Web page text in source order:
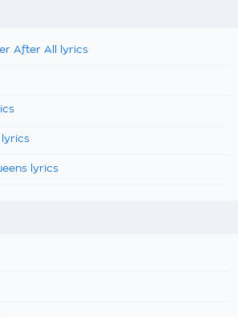
After All lyrics
lyrics
lyrics